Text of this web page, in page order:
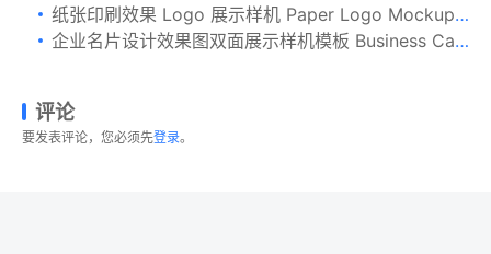
纸张印刷效果 Logo 展示样机 Paper Logo Mockups Volume 1
企业名片设计效果图双面展示样机模板 Business Card Mockup 7
评论
要发表评论，您必须先登录。